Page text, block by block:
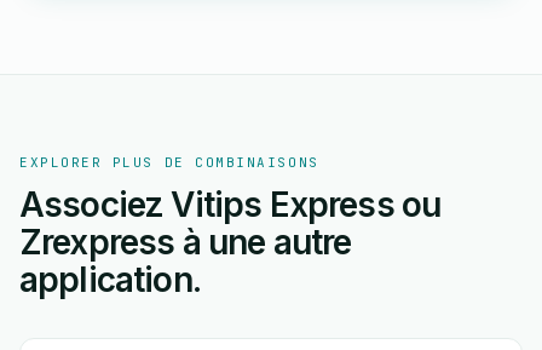
EXPLORER PLUS DE COMBINAISONS
Associez Vitips Express ou
Zrexpress à une autre
application.